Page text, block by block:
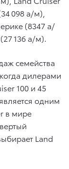
098 а/м),
(8347 а/
136 а/м).
семейства
дилерами
100 и 45
одним
в мире
Land